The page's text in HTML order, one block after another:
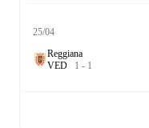
25/04
Reggiana
VED 1 - 1